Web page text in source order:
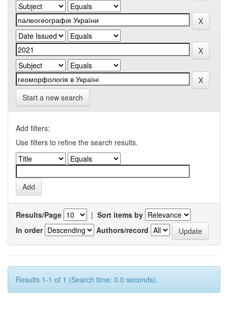
Start a new search
Add filters:
Use filters to refine the search results.
Results/Page | Sort items by
In order
Authors/record
Results 1-1 of 1 (Search time: 0.0 seconds).